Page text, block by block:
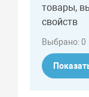
товары,
свойств
Выбрано:0